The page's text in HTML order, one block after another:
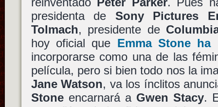
presidenta de Sony Pictures
Tolmach, presidente de
hoy oficial que Emma Stone ha
incorporarse como una de las
película, pero si bien todo nos la
Jane Watson, va los ínclitos
Stoneencarnará a Gwen Stacy.